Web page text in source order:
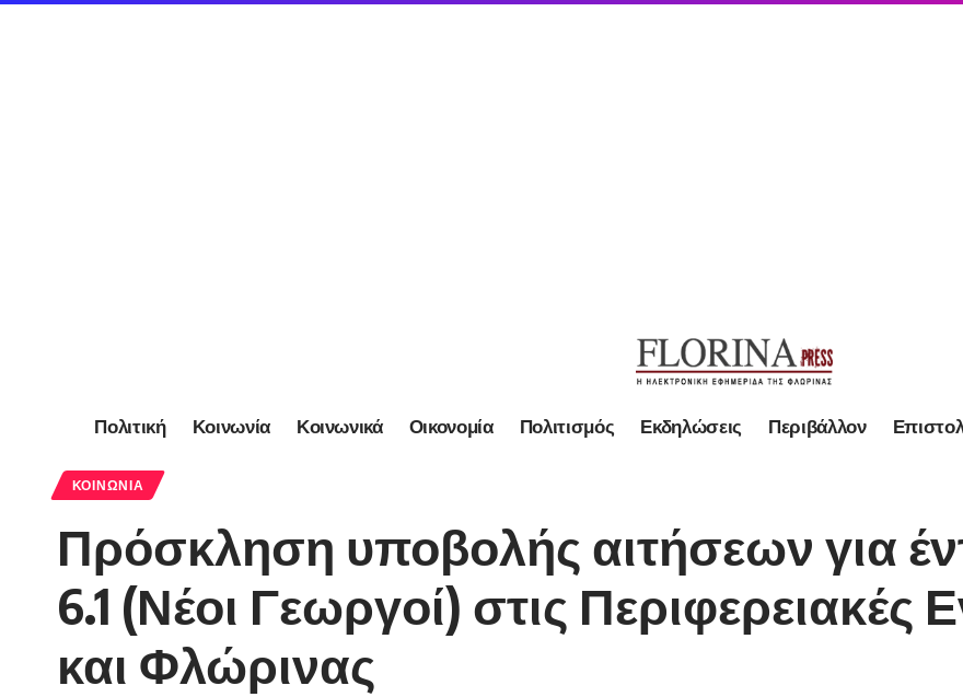
Πολιτική Κοινωνία Κοινωνικά Οικονομία Πολιτισμός Εκδηλώσεις Περιβάλλον
ΚΟΙΝΩΝΊΑ
Πρόσκληση υποβολής αιτήσεων για
6.1 (Νέοι Γεωργοί) στις Περιφερειακές
και Φλώρινας